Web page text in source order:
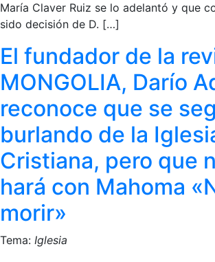
María Claver Ruiz se lo adelantó y que
sido decisión de D. […]
El fundador de la
MONGOLIA, Darío
reconoce que se
burlando de la
Cristiana, pero que
hará con Mahoma
morir»
Tema: Iglesia